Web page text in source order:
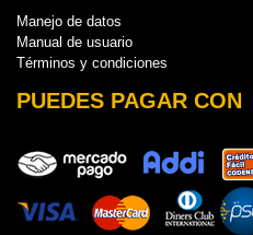
Manejo de datos
Manual de usuario
Términos y condiciones
PUEDES PAGAR CON